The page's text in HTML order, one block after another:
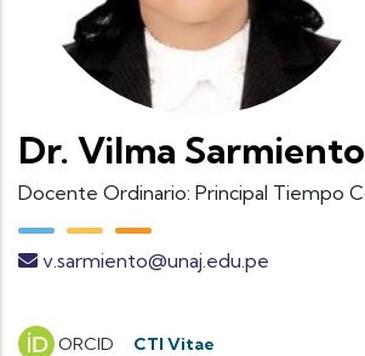
Dr. Vilma
Docente Ordinario: Principal Tiempo
v.sarmiento@unaj.edu.pe
ORCID CTI Vitae